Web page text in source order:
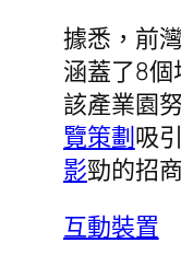
據悉，前
涵蓋了8個
該產業園
覽策劃吸
影勁的招
互動裝置